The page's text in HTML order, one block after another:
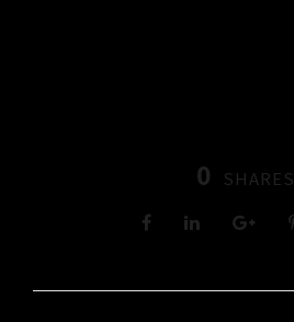
0 SHARES